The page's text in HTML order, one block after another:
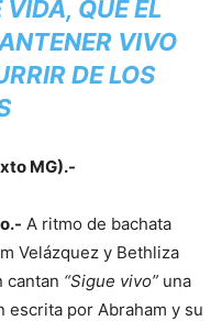
QUE EL
VIVO
DE LOS
MG).-
.- A ritmo de bachata
Velázquez y Bethliza
cantan “Sigue vivo” una
escrita por Abraham y su